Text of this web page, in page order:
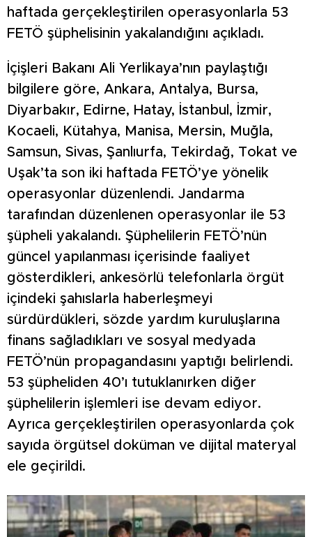
haftada gerçekleştirilen operasyonlarla 53
FETÖ şüphelisinin yakalandığını açıkladı.
İçişleri Bakanı Ali Yerlikaya’nın paylaştığı
bilgilere göre, Ankara, Antalya, Bursa,
Diyarbakır, Edirne, Hatay, İstanbul, İzmir,
Kocaeli, Kütahya, Manisa, Mersin, Muğla,
Samsun, Sivas, Şanlıurfa, Tekirdağ, Tokat ve
Uşak’ta son iki haftada FETÖ’ye yönelik
operasyonlar düzenlendi. Jandarma
tarafından düzenlenen operasyonlar ile 53
şüpheli yakalandı. Şüphelilerin FETÖ’nün
güncel yapılanması içerisinde faaliyet
gösterdikleri, ankesörlü telefonlarla örgüt
içindeki şahıslarla haberleşmeyi
sürdürdükleri, sözde yardım kuruluşlarına
finans sağladıkları ve sosyal medyada
FETÖ’nün propagandasını yaptığı belirlendi.
53 şüpheliden 40’ı tutuklanırken diğer
şüphelilerin işlemleri ise devam ediyor.
Ayrıca gerçekleştirilen operasyonlarda çok
sayıda örgütsel doküman ve dijital materyal
ele geçirildi.